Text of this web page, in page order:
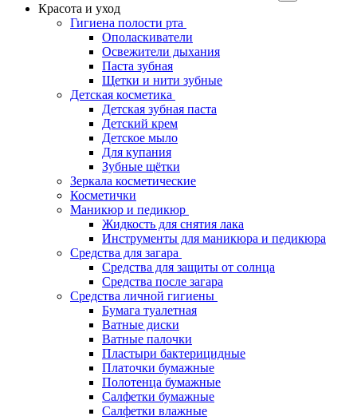
Красота и уход
Гигиена полости рта
Ополаскиватели
Освежители дыхания
Паста зубная
Щетки и нити зубные
Детская косметика
Детская зубная паста
Детский крем
Детское мыло
Для купания
Зубные щётки
Зеркала косметические
Косметички
Маникюр и педикюр
Жидкость для снятия лака
Инструменты для маникюра и педикюра
Средства для загара
Средства для защиты от солнца
Средства после загара
Средства личной гигиены
Бумага туалетная
Ватные диски
Ватные палочки
Пластыри бактерицидные
Платочки бумажные
Полотенца бумажные
Салфетки бумажные
Салфетки влажные